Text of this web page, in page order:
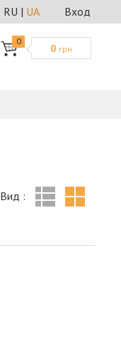
Вход
RU | UA
0
0 грн
Вид :